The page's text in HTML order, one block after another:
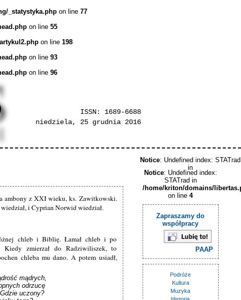
_statystyka.phpon line 77
on line 55
on line 198
on line 93
on line 96
ISSN: 1689-6688
niedziela, 25 grudnia 2016
ambony z XXI wieku, ks. Zawitkowski.
i Cyprian Norwid wiedział.
chleb i Biblię. Łamał chleb i po
Kiedy zmierzał do Radziwiliszek, to
chleba mu dano. A potem usiadł,
mądrych,
odrzucę
uczony?
Notice: Undefined index:
STATrad in
/home/kriton/domains/
on line 4
Zapraszamy do
współpracy
PAAP
Podróże
Kultura
Muzyka
Notice: Undefined index: STATrad
in